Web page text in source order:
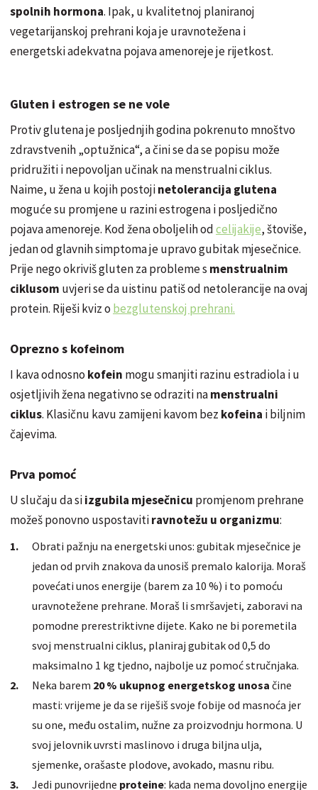
spolnih hormona. Ipak, u kvalitetnoj planiranoj
vegetarijanskoj prehrani koja je uravnotežena i
energetski adekvatna pojava amenoreje je rijetkost.
Gluten i estrogen se ne vole
Protiv glutena jeposljednjihgodina pokrenuto mnoštvo
zdravstvenih „optužnica“, a čini se da se popisu može
pridružiti i nepovoljan učinak na menstrualni ciklus.
Naime, u žena u kojih postojinetolerancija glutena
moguće su promjene u razini estrogena i posljedično
pojava amenoreje. Kod žena oboljelih odcelijakije, štoviše,
jedan od glavnih simptoma je upravo gubitak mjesečnice.
Prije nego okriviš gluten za probleme s menstrualnim
ciklusom uvjeri se da uistinu patiš od netolerancije na ovaj
protein. Riješi kviz o bezglutenskoj prehrani.
Oprezno s kofeinom
I kava odnosno kofein mogu smanjiti razinu estradiola i u
osjetljivih žena negativno se odraziti namenstrualni
ciklus. Klasičnu kavu zamijeni kavom bez kofeina i biljnim
čajevima.
Prva pomoć
U slučaju da siizgubila mjesečnicu promjenom prehrane
možeš ponovno uspostavitiravnotežu u organizmu:
Obrati pažnju na energetski unos: gubitak mjesečnice je
jedan od prvih znakova da unosiš premalo kalorija. Moraš
povećati unos energije (barem za 10 %) i to pomoću
uravnotežene prehrane. Moraš li smršavjeti, zaboravi na
pomodne prerestriktivne dijete. Kako ne bi poremetila
svoj menstrualni ciklus, planiraj gubitak od 0,5 do
maksimalno 1 kg tjedno, najbolje uz pomoć stručnjaka.
Neka barem 20 % ukupnog energetskog unosa čine
masti: vrijeme je da se riješiš svoje fobije od masnoća jer
su one, među ostalim, nužne za proizvodnju hormona. U
svoj jelovnik uvrsti maslinovo i druga biljna ulja,
sjemenke, orašaste plodove, avokado, masnu ribu.
Jedi punovrijedne proteine: kada nema dovoljno energije